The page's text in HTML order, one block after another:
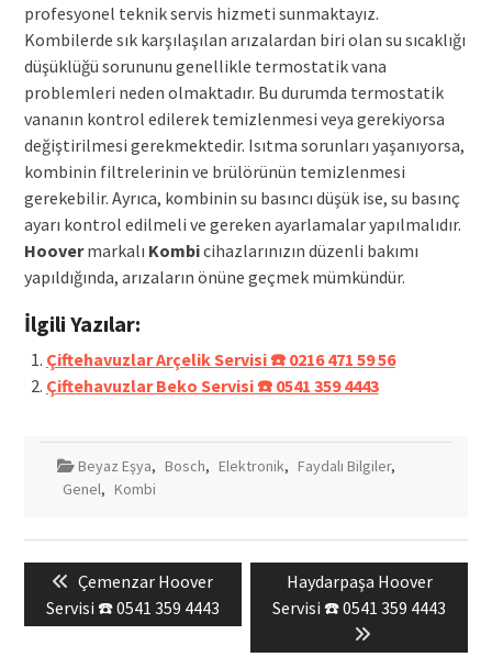
profesyonel teknik servis hizmeti sunmaktayız.
Kombilerde sık karşılaşılan arızalardan biri olan su sıcaklığı
düşüklüğü sorununu genellikle termostatik vana
problemleri neden olmaktadır. Bu durumda termostatik
vananın kontrol edilerek temizlenmesi veya gerekiyorsa
değiştirilmesi gerekmektedir. Isıtma sorunları yaşanıyorsa,
kombinin filtrelerinin ve brülörünün temizlenmesi
gerekebilir. Ayrıca, kombinin su basıncı düşük ise, su basınç
ayarı kontrol edilmeli ve gereken ayarlamalar yapılmalıdır.
Hoovermarkalı Kombicihazlarınızın düzenli bakımı
yapıldığında, arızaların önüne geçmek mümkündür.
İlgili Yazılar:
Çiftehavuzlar Arçelik Servisi ☎️ 0216 471 59 56
Çiftehavuzlar Beko Servisi ☎️ 0541 359 4443
Beyaz Eşya, Bosch, Elektronik, Faydalı Bilgiler,
Genel, Kombi
Yazı
gezinmesi
Previous
post:
Çemenzar Hoover
Servisi ☎️ 0541 359 4443
Next
post:
Haydarpaşa Hoover
Servisi ☎️ 0541 359 4443